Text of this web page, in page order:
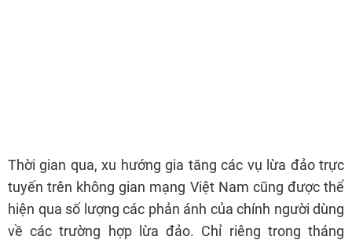
Thời gian qua, xu hướng gia tăng các vụ lừa đảo trực
tuyến trên không gian mạng Việt Nam cũng được thể
hiện qua số lượng các phản ánh của chính người dùng
về các trường hợp lừa đảo. Chỉ riêng trong tháng